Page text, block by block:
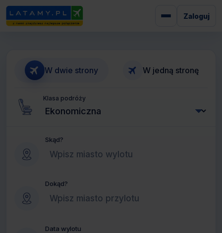
Zaloguj
W dwie strony W jedną stronę
Klasa podróży
Skąd?
Dokąd?
Data wylotu